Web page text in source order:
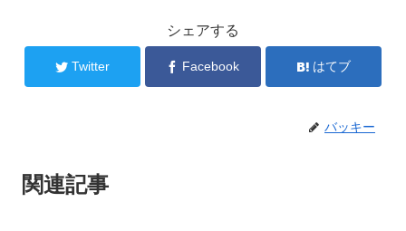
シェアする
Twitter Facebook はてブ
バッキー
関連記事